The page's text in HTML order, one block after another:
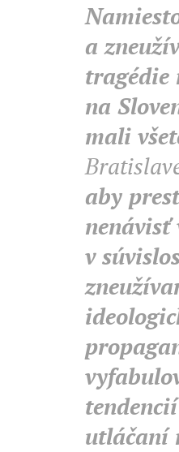
a
tragédie
na
mali
aby
nenávisť
v
utláčaní